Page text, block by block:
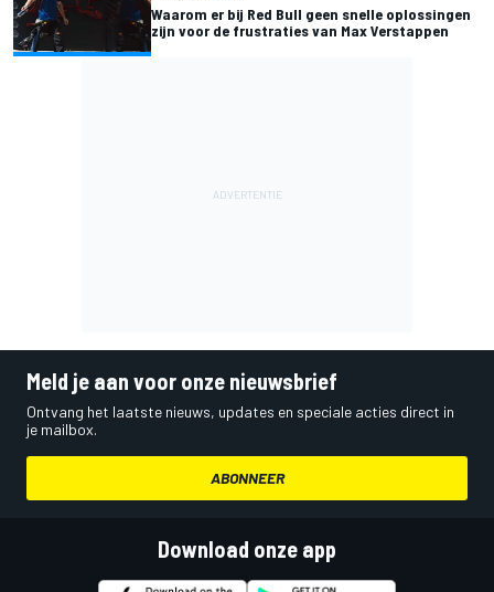
Waarom er bij Red Bull geen snelle oplossingen
zijn voor de frustraties van Max Verstappen
Meld je aan voor onze nieuwsbrief
Ontvang het laatste nieuws, updates en speciale acties direct in
je mailbox.
ABONNEER
Download onze app